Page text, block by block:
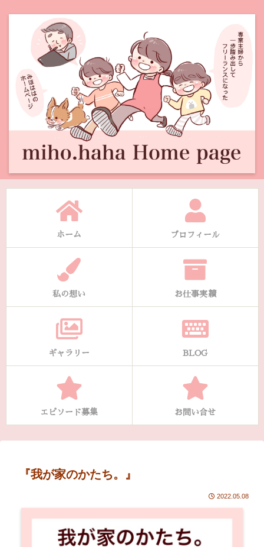
ホーム プロフィール
私の想い お仕事実績
ギャラリー BLOG
エピソード募集 お問い合せ
『我が家のかたち。』
2022.05.08